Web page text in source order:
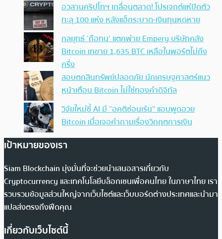
อวสานคริปโทฯ เกลื่อนตลาด! โปรเจกต์แห่ปิดตัว
ทะลุ 100 แห่ง หลังแฮ็กระบาด-เงินทุนหดหาย
กลยุทธ์ ‘ถือทน’ แตกพ่าย Empery บริษัทคลัง
Bitcoin เทขาย 1,635 BTC เหลือในพอร์ตไม่ถึง
ครึ่ง
สอบตกสินทรัพย์ปลอดภัย นักเศรษฐศาสตร์แนว
หน้าเตือน Bitcoin ไม่ใช่ทองคำดิจิทัล
วิจัยใหม่ชี้ AI มี “อคติซ่อนเร้น” แอบพูดอวย
Bitcoin เมื่อเจอคำถามเรื่องวิกฤตการเงิน
เป้าหมายของเรา
Siam Blockchain มุ่งมั่นที่จะช่วยนำเสนอสารเกี่ยวกับ
Cryptocurrency และเทคโนโลยีบล็อกเชนเพื่อคนไทย ในภาษาไทย เรา
รวบรวมข้อมูลส่วนใหญ่จากเว็บไซต์และเว็บบอร์ดต่างประเทศและนำมา
แปลส่งตรงถึงฟีดคุณ
เกี่ยวกับเว็บไซต์นี้